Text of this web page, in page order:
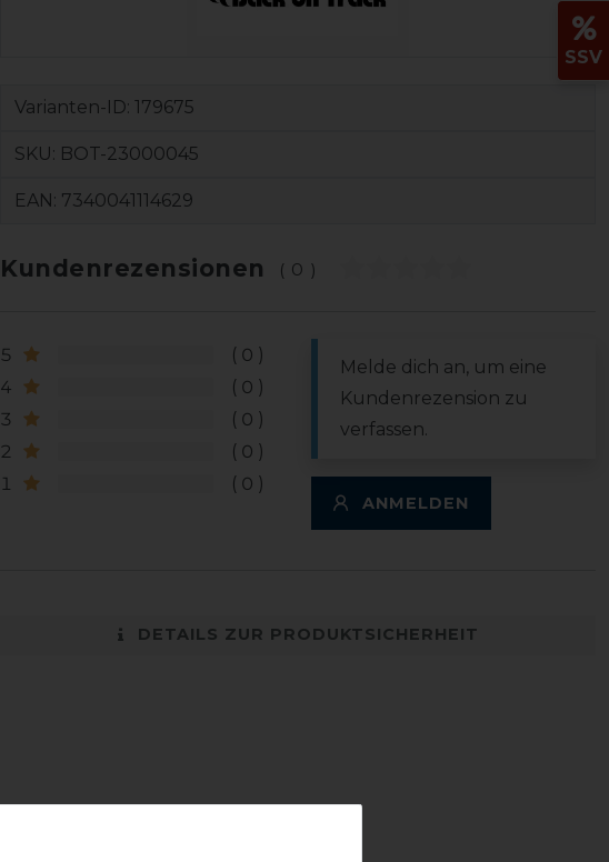
Varianten-ID: 179675
SKU: BOT-23000045
EAN: 7340041114629
Kundenrezensionen (0)
5
0
4
0
3
0
2
0
1
0
Melde dich an, um eine
Kundenrezension zu
verfassen.
ANMELDEN
DETAILS ZUR PRODUKTSICHERHEIT
SSV